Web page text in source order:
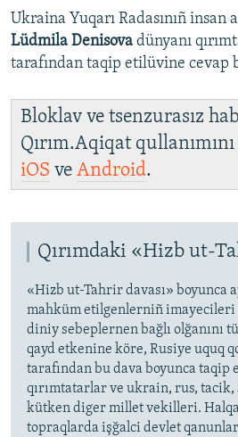
Ukraina Yuqarı Radasınıñ insan
Lüdmila Denisova dünyanı
tarafından taqip etilüvine cevap
Bloklav ve tsenzurasız
Qırım.Aqiqat qullanımını
iOS ve Android.
Qırımdaki «Hizb ut-
«Hizb ut-Tahrir davası» boyunca
mahküm etilgenlerniñ imayecileri
diniy sebeplernen bağlı olğanını
qayd etkenine köre, Rusiye uquq
tarafından bu dava boyunca
qırımtatarlar ve ukrain, rus,
kütken diger millet vekilleri.
topraqlarda işğalci devlet